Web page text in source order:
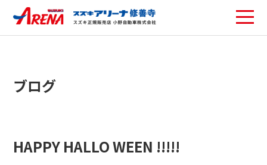
ブログ
HAPPY HALLO WEEN !!!!!